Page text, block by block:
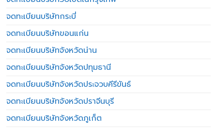
จดทะเบียนบริษัทกระบี่
จดทะเบียนบริษัทขอนแก่น
จดทะเบียนบริษัทจังหวัดน่าน
จดทะเบียนบริษัทจังหวัดปทุมธานี
จดทะเบียนบริษัทจังหวัดประจวบคีรีขันธ์
จดทะเบียนบริษัทจังหวัดปราจีนบุรี
จดทะเบียนบริษัทจังหวัดภูเก็ต